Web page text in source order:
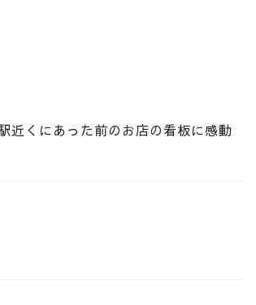
くにあった前のお店の看板に感動